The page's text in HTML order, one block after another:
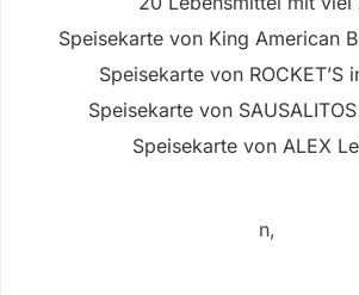
Speisekarte von King American
Speisekarte von ROCKET’S
Speisekarte von
Speisekarte von ALEX
n,